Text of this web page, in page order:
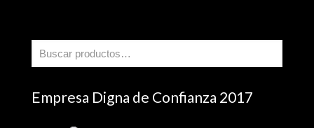
Empresa Digna de Confianza 2017